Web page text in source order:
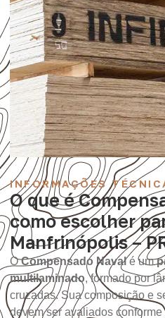
INFORMAÇÕES
O que é
como escolher
Manfrinópolis –
OCompensado Navalé um
multilaminado, formado por
cruzadas. Sua composição e
devem ser avaliados conforme